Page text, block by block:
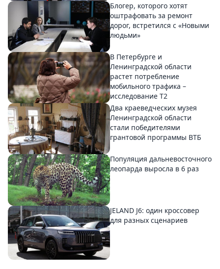
Блогер, которого хотят
оштрафовать за ремонт
дорог, встретился с «Новыми
людьми»
В Петербурге и
Ленинградской области
растет потребление
мобильного трафика –
исследование T2
Два краеведческих музея
Ленинградской области
стали победителями
грантовой программы ВТБ
Популяция дальневосточного
леопарда выросла в 6 раз
JELAND J6: один кроссовер
для разных сценариев